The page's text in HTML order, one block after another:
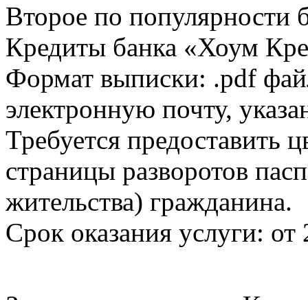
Второе по популярности
Кредиты банка «Хоум
Формат выписки: .pdf
электронную почту,
Требуется предоставить
страницы разворотов
жительства) гражданина.
Срок оказания услуги: от